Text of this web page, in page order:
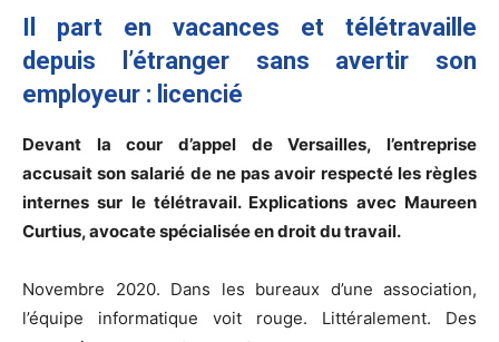
Il part en vacances et télétravaille
depuis l’étranger sans avertir son
employeur : licencié
Devant la cour d’appel de Versailles, l’entreprise
accusait son salarié de ne pas avoir respecté les règles
internes sur le télétravail. Explications avec Maureen
Curtius, avocate spécialisée en droit du travail.
Novembre 2020. Dans les bureaux d’une association,
l’équipe informatique voit rouge. Littéralement. Des